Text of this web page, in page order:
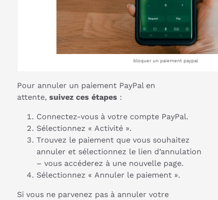
bloquer un paiement paypal
Pour annuler un paiement PayPal en
attente, suivez ces étapes :
Connectez-vous à votre compte PayPal.
Sélectionnez « Activité ».
Trouvez le paiement que vous souhaitez
annuler et sélectionnez le lien d’annulation
– vous accéderez à une nouvelle page.
Sélectionnez « Annuler le paiement ».
Si vous ne parvenez pas à annuler votre